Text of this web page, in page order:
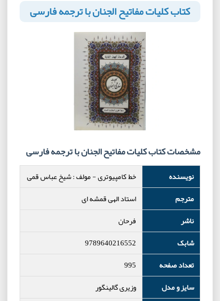
کتاب کلیات مفاتیح الجنان با ترجمه فارسی
مشخصات کتاب کلیات مفاتیح الجنان با ترجمه فارسی
نویسنده خط کامپیوتری-مولف : شیخ عباس قمی
مترجم
استاد الهی قمشه ای
ناشر
فرحان
شابک
9789640216552
تعداد صفحه
995
سایز و مدل
وزیری گالینگور